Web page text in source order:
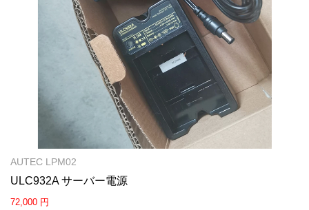
AUTEC LPM02
ULC932A サーバー電源
72,000 円